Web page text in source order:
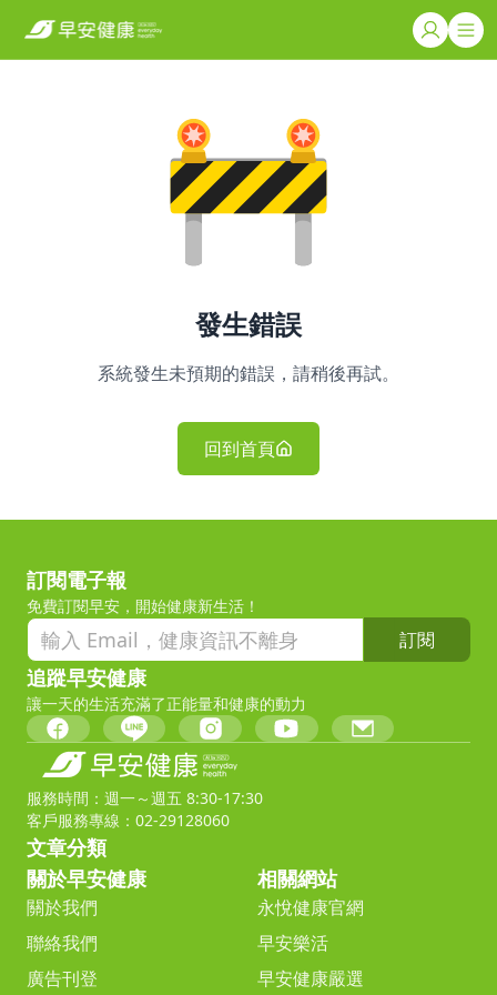
發生錯誤
系統發生未預期的錯誤，請稍後再試。
回到首頁
訂閱電子報
免費訂閱早安，開始健康新生活！
訂閱
追蹤早安健康
讓一天的生活充滿了正能量和健康的動力
服務時間：週一～週五 8:30-17:30
客戶服務專線：02-29128060
文章分類
關於早安健康
關於我們
聯絡我們
廣告刊登
相關網站
永悅健康官網
早安樂活
早安健康嚴選